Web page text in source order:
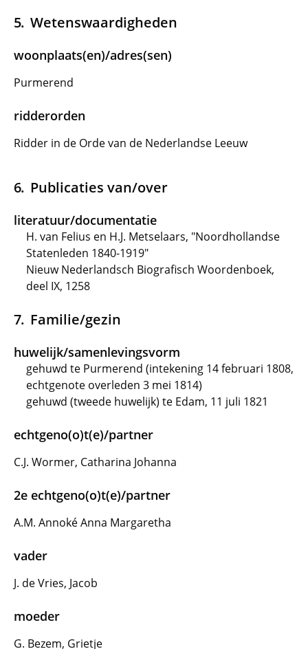
Wetenswaardigheden
woonplaats(en)/adres(sen)
Purmerend
ridderorden
Ridder in de Orde van de Nederlandse Leeuw
Publicaties van/over
literatuur/documentatie
H. van Felius en H.J. Metselaars, "Noordhollandse
Statenleden 1840-1919"
Nieuw Nederlandsch Biografisch Woordenboek,
deel IX, 1258
Familie/gezin
huwelijk/samenlevingsvorm
gehuwd te Purmerend (intekening 14 februari 1808,
echtgenote overleden 3 mei 1814)
gehuwd (tweede huwelijk) te Edam, 11 juli 1821
echtgeno(o)t(e)/partner
C.J. Wormer, Catharina Johanna
2e echtgeno(o)t(e)/partner
A.M. Annoké Anna Margaretha
vader
J. de Vries, Jacob
moeder
G. Bezem, Grietje